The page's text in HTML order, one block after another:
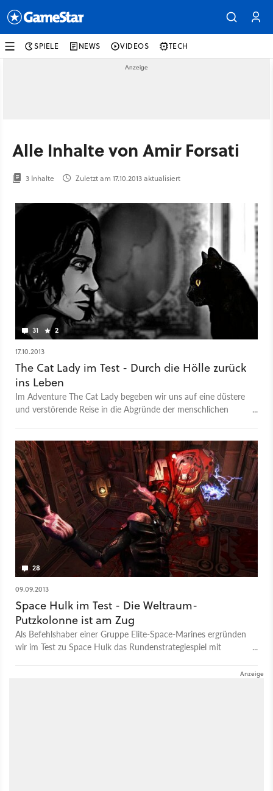
SPIELE NEWS VIDEOS TECH
Alle Inhalte von Amir Forsati
3 Inhalte Zuletzt am 17.10.2013 aktualisiert
31 2
17.10.2013
The Cat Lady im Test - Durch die Hölle zurück
ins Leben
Im Adventure The Cat Lady begeben wir uns auf eine düstere
und verstörende Reise in die Abgründe der menschlichen
28
09.09.2013
Space Hulk im Test - Die Weltraum-
Putzkolonne ist am Zug
Als Befehlshaber einer Gruppe Elite-Space-Marines ergründen
wir im Test zu Space Hulk das Rundenstrategiespiel mit